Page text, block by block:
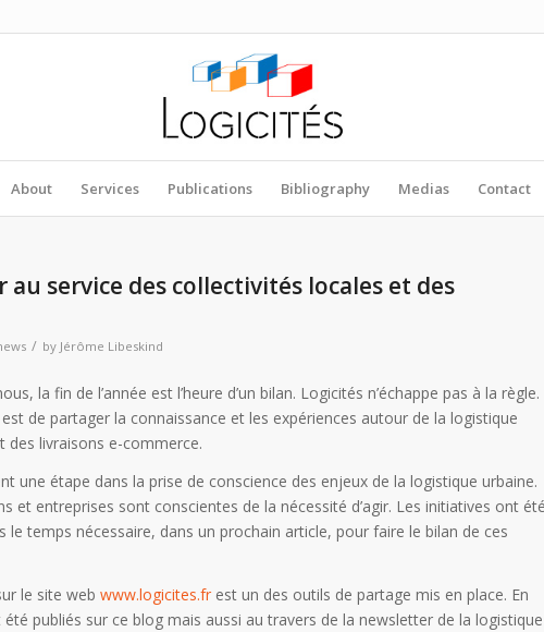
About Services Publications Bibliography Medias Contact
au service des collectivités locales et des
/ by Jérôme Libeskind
la fin de l’année est l’heure d’un bilan. Logicités n’échappe pas à la règle.
de partager la connaissance et les expériences autour de la logistique
des livraisons e-commerce.
une étape dans la prise de conscience des enjeux de la logistique urbaine.
et entreprises sont conscientes de la nécessité d’agir. Les initiatives ont
temps nécessaire, dans un prochain article, pour faire le bilan de ces
le site web www.logicites.fr est un des outils de partage mis en place. En
publiés sur ce blog mais aussi au travers de la newsletter de la logistique